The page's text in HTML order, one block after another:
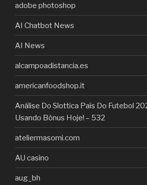
adobe photoshop
AI Chatbot News
AI News
alcampoadistancia.es
americanfoodshop.it
Análise Do Slottica País Do Futebol
Usando Bônus Hoje! – 532
ateliermasomi.com
AU casino
aug_bh